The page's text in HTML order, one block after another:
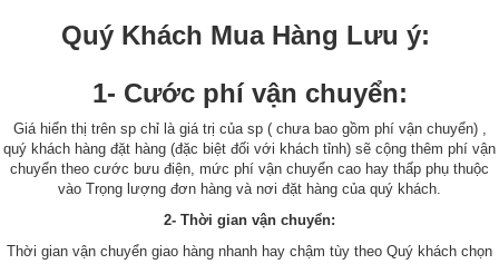
Quý Khách Mua Hàng Lưu ý:
1- Cước phí vận chuyển:
Giá hiển thị trên sp chỉ là giá trị của sp ( chưa bao gồm phí vận chuyển) ,
quý khách hàng đặt hàng (đặc biệt đối với khách tỉnh) sẽ cộng thêm phí vận
chuyển theo cước bưu điện, mức phí vận chuyển cao hay thấp phụ thuộc
vào Trọng lượng đơn hàng và nơi đặt hàng của quý khách.
2- Thời gian vận chuyển:
Thời gian vận chuyển giao hàng nhanh hay chậm tùy theo Quý khách chọn